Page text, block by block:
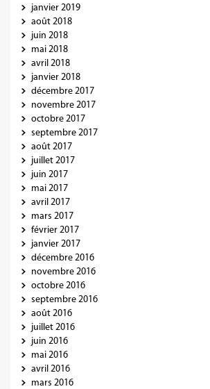
janvier 2019
août 2018
juin 2018
mai 2018
avril 2018
janvier 2018
décembre 2017
novembre 2017
octobre 2017
septembre 2017
août 2017
juillet 2017
juin 2017
mai 2017
avril 2017
mars 2017
février 2017
janvier 2017
décembre 2016
novembre 2016
octobre 2016
septembre 2016
août 2016
juillet 2016
juin 2016
mai 2016
avril 2016
mars 2016